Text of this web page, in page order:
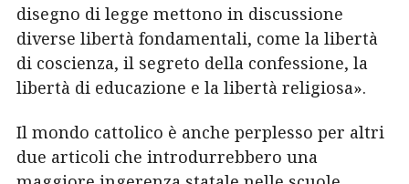
disegno di legge mettono in discussione
diverse libertà fondamentali, come la libertà
di coscienza, il segreto della confessione, la
libertà di educazione e la libertà religiosa».
Il mondo cattolico è anche perplesso per altri
due articoli che introdurrebbero una